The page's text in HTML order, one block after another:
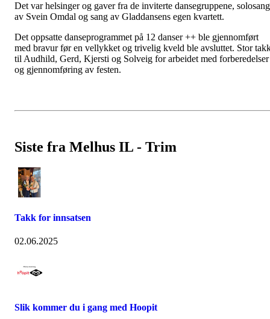
Det var helsinger og gaver fra de inviterte dansegruppene, solosang
av Svein Omdal og sang av Gladdansens egen kvartett.
Det oppsatte danseprogrammet på 12 danser ++ ble gjennomført
med bravur før en vellykket og trivelig kveld ble avsluttet. Stor
til Audhild, Gerd, Kjersti og Solveig for arbeidet med forberedelser
og gjennomføring av festen.
Siste fra Melhus IL - Trim
Takk for innsatsen
02.06.2025
Slik kommer du i gang med Hoopit